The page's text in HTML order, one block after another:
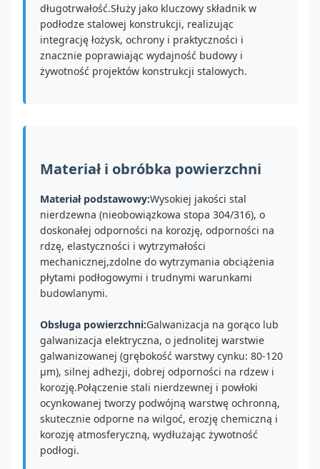
długotrwałość.Służy jako kluczowy składnik w
podłodze stalowej konstrukcji, realizując
integrację łożysk, ochrony i praktyczności i
znacznie poprawiając wydajność budowy i
żywotność projektów konstrukcji stalowych.
Materiał i obróbka powierzchni
Materiał podstawowy:Wysokiej jakości stal
nierdzewna (nieobowiązkowa stopa 304/316), o
doskonałej odporności na korozję, odporności na
rdzę, elastyczności i wytrzymałości
mechanicznej,zdolne do wytrzymania obciążenia
płytami podłogowymi i trudnymi warunkami
budowlanymi.
Obsługa powierzchni:Galwanizacja na gorąco lub
galwanizacja elektryczna, o jednolitej warstwie
galwanizowanej (grębokość warstwy cynku: 80-120
μm), silnej adhezji, dobrej odporności na rdzew i
korozję.Połączenie stali nierdzewnej i powłoki
ocynkowanej tworzy podwójną warstwę ochronną,
skutecznie odporne na wilgoć, erozję chemiczną i
korozję atmosferyczną, wydłużając żywotność
podłogi.